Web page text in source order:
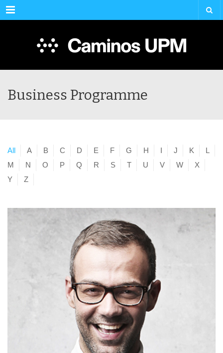
Menu
Business Programme
All A B C D E F G H I J K
L
M
N O P Q R S T U V W
X
Y
Z